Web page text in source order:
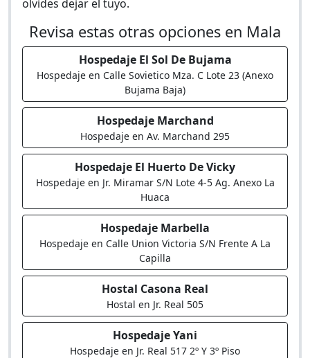
olvides dejar el tuyo.
Revisa estas otras opciones en Mala
Hospedaje El Sol De Bujama
Hospedaje en Calle Sovietico Mza. C Lote 23 (Anexo
Bujama Baja)
Hospedaje Marchand
Hospedaje en Av. Marchand 295
Hospedaje El Huerto De Vicky
Hospedaje en Jr. Miramar S/N Lote 4-5 Ag. Anexo La
Huaca
Hospedaje Marbella
Hospedaje en Calle Union Victoria S/N Frente A La
Capilla
Hostal Casona Real
Hostal en Jr. Real 505
Hospedaje Yani
Hospedaje en Jr. Real 517 2º Y 3º Piso